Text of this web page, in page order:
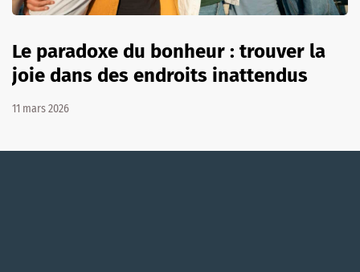
Le paradoxe du bonheur : trouver la
joie dans des endroits inattendus
11 mars 2026